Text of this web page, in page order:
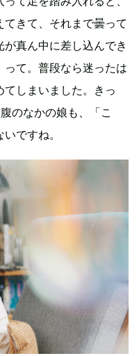
きて、それまで曇って
真ん中に差し込んでき
て。普段なら迷ったは
しまいました。きっ
のなかの娘も、「こ
ですね。